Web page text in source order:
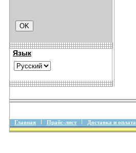
Язык
Главная Прайс-лист Доставка и оплата